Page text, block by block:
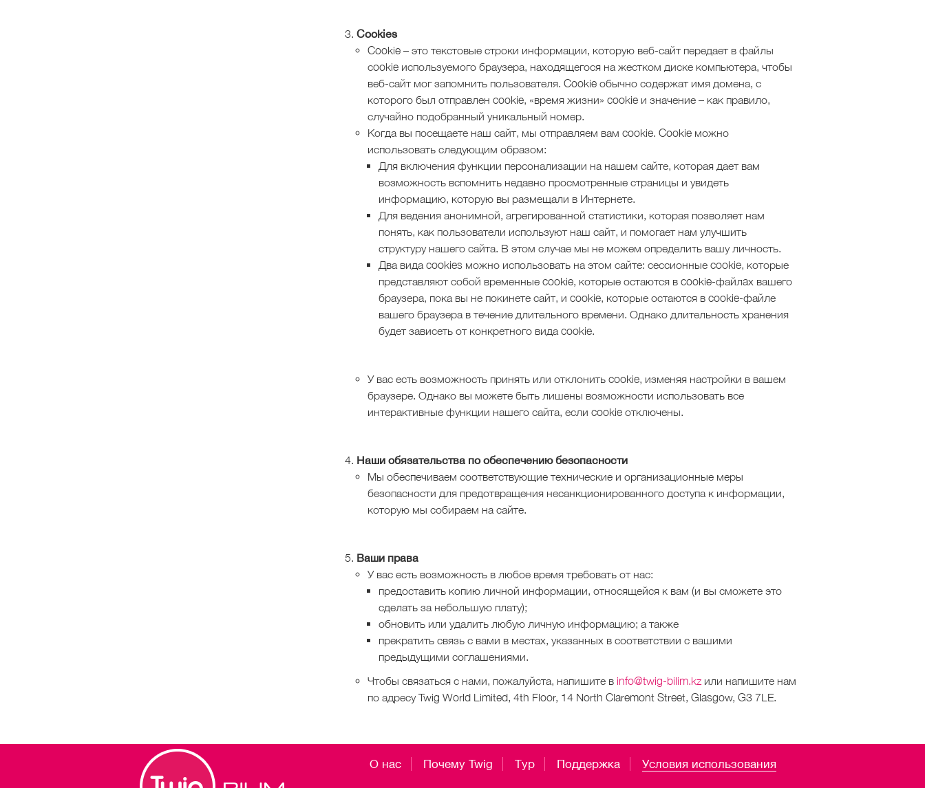
Cookies
Cookie – это текстовые строки информации, которую веб-сайт передает в файлы
сookie используемого браузера, находящегося на жестком диске компьютера, чтобы
веб-сайт мог запомнить пользователя. Cookie обычно содержат имя домена, с
которого был отправлен cookie, «время жизни» cookie и значение – как правило,
случайно подобранный уникальный номер.
Когда вы посещаете наш сайт, мы отправляем вам cookie. Cookie можно
использовать следующим образом:
Для включения функции персонализации на нашем сайте, которая дает вам
возможность вспомнить недавно просмотренные страницы и увидеть
информацию, которую вы размещали в Интернете.
Для ведения анонимной, агрегированной статистики, которая позволяет нам
понять, как пользователи используют наш сайт, и помогает нам улучшить
структуру нашего сайта. В этом случае мы не можем определить вашу личность.
Два вида cookies можно использовать на этом сайте: сессионные cookie, которые
представляют собой временные cookie, которые остаются в cookie-файлax вашего
браузера, пока вы не покинете сайт, и cookie, которые остаются в cookie-файле
вашего браузера в течение длительного времени. Однако длительность хранения
будет зависеть от конкретного вида cookie.
У вас есть возможность принять или отклонить cookie, изменяя настройки в вашем
браузере. Однако вы можете быть лишены возможности использовать все
интерактивные функции нашего сайта, если cookie отключены.
Наши обязательства по обеспечению безопасности
Мы обеспечиваем соответствующие технические и организационные меры
безопасности для предотвращения несанкционированного доступа к информации,
которую мы собираем на сайте.
Ваши права
У вас есть возможность в любое время требовать от нас:
предоставить копию личной информации, относящейся к вам (и вы сможете это
сделать за небольшую плату);
обновить или удалить любую ​​личную информацию; а также
прекратить связь с вами в местах, указанных в соответствии с вашими
предыдущими соглашениями.
Чтобы связаться с нами, пожалуйста, напишите в info@twig-bilim.kz или напишите нам
по адресу Twig World Limited, 4th Floor, 14 North Claremont Street, Glasgow, G3 7LE.
О нас Почему Twig Тур Поддержка Условия использования